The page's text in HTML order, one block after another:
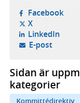
Facebook-
X- öppnas i
LinkedIn-
E-post-
Sidan är
kategorier
Kommittédirektiv